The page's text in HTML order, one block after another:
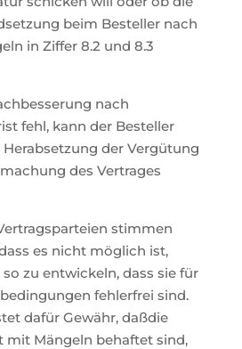
beim Besteller nach
in Ziffer 8.2 und 8.3
nach
fehl, kann der Besteller
der Vergütung
des Vertrages
stimmen
es nicht möglich ist,
zu entwickeln, dass sie für
fehlerfrei sind.
dafür Gewähr, daßdie
mit Mängeln behaftet sind,